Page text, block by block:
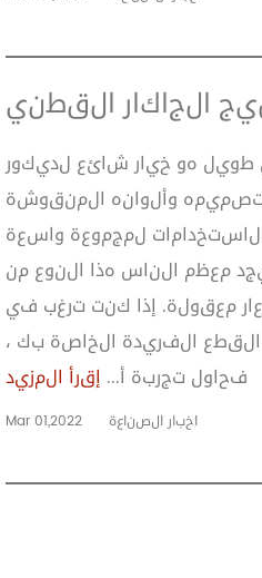
الجاكار القطني
هو خيار شائع لديكور
وألوانه المنقوشة
لمجموعة واسعة
معظم الناس هذا النوع من
معقولة. إذا كنت ترغب في
الفريدة الخاصة بك ،
فحاول تجربة أ... إقرأ المزيد
Mar 01,2022 اخبار الصناعة